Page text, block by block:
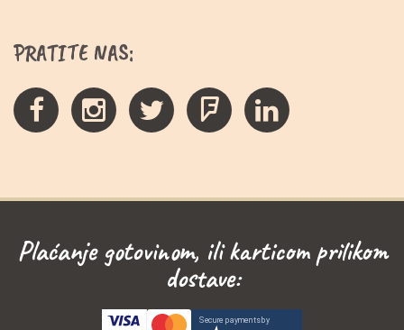
PRATITE NAS:
Plaćanje gotovinom, ili karticom prilikom
dostave: